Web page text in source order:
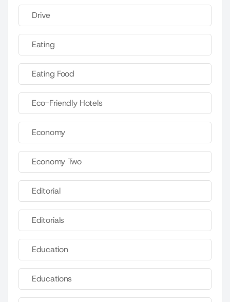
Drive
Eating
Eating Food
Eco-Friendly Hotels
Economy
Economy Two
Editorial
Editorials
Education
Educations